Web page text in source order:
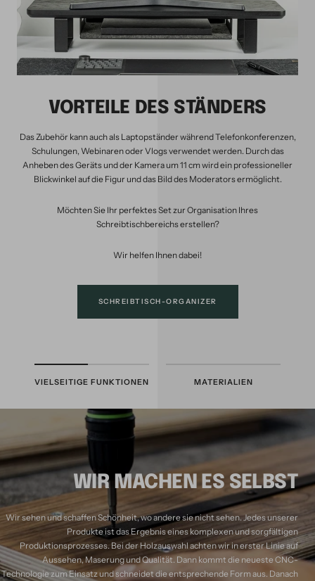
VORTEILE DES STÄNDERS
Das Zubehör kann auch als Laptopständer während Telefonkonferenzen,
Schulungen, Webinaren oder Vlogs verwendet werden. Durch das
Anheben des Geräts und der Kamera um 11 cm wird ein professioneller
Blickwinkel auf die Figur und das Bild des Moderators ermöglicht.
Möchten Sie Ihr perfektes Set zur Organisation Ihres
Schreibtischbereichs erstellen?
Wir helfen Ihnen dabei!
SCHREIBTISCH-ORGANIZER
VIELSEITIGE FUNKTIONEN MATERIALIEN
WIR MACHEN ES SELBST
Wir sehen und schaffen Schönheit, wo andere sie nicht sehen. Jedes unserer
Produkte ist das Ergebnis eines komplexen und sorgfältigen
Produktionsprozesses. Bei der Holzauswahl achten wir in erster Linie auf
Aussehen, Maserung und Qualität. Dann kommt die neueste CNC-
Technologie zum Einsatz und schneidet die entsprechende Form aus. Danach